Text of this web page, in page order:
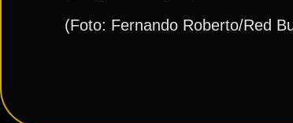
(Foto: Fernando Roberto/Red